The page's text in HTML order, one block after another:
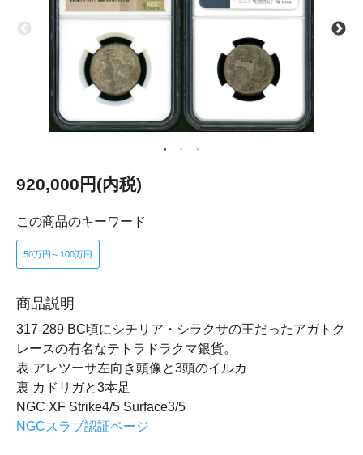
920,000円(内税)
この商品のキーワード
50万円～100万円
商品説明
317-289 BC頃にシチリア・シラクサの王だったアガトク
レースの有名なテトラドラクマ銀貨。
表 アレツーサ左向き頭像と3頭のイルカ
裏 カドリガと3本足
NGC XF Strike4/5 Surface3/5
NGCスラブ認証ページ